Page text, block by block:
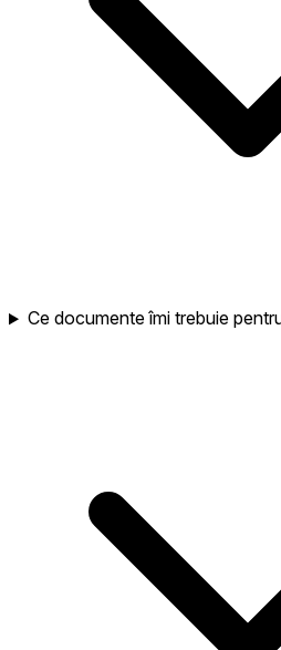
Ce documente îmi trebuie